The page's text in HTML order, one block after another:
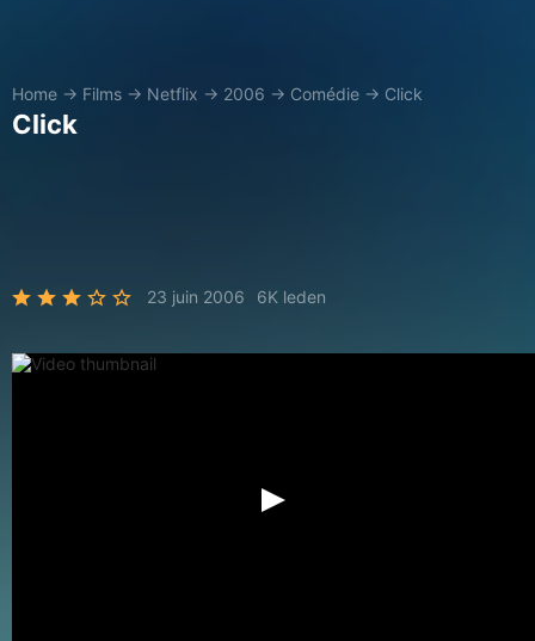
Home → Films → Netflix → 2006 → Comédie → Click
Click
23 juin 2006 6K leden